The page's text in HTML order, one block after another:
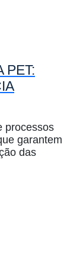
PET:
processos
garantem
das